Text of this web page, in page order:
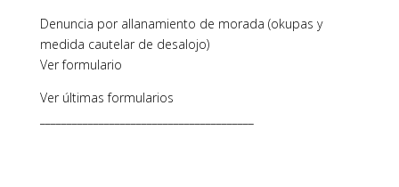
Denuncia por allanamiento de morada (okupas y
medida cautelar de desalojo)
Ver formulario
Ver últimas formularios